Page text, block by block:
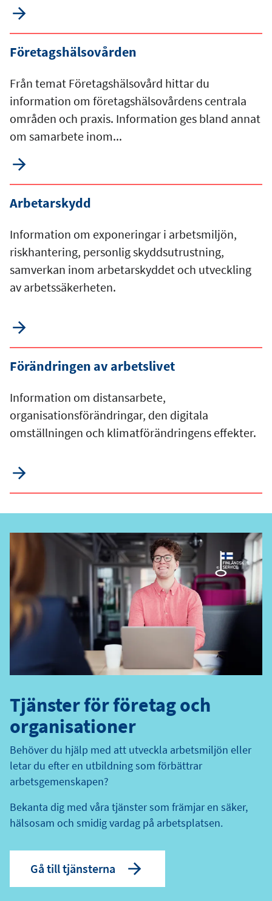
Företagshälsovården
Från temat Företagshälsovård hittar du
information om företagshälsovårdens centrala
områden och praxis. Information ges bland annat
om samarbete inom...
Arbetarskydd
Information om exponeringar i arbetsmiljön,
riskhantering, personlig skyddsutrustning,
samverkan inom arbetarskyddet och utveckling
av arbetssäkerheten.
Förändringen av arbetslivet
Information om distansarbete,
organisationsförändringar, den digitala
omställningen och klimatförändringens effekter.
Tjänster för företag och
organisationer
Behöver du hjälp med att utveckla arbetsmiljön eller
letar du efter en utbildning som förbättrar
arbetsgemenskapen?
Bekanta dig med våra tjänster som främjar en säker,
hälsosam och smidig vardag på arbetsplatsen.
Gå till tjänsterna